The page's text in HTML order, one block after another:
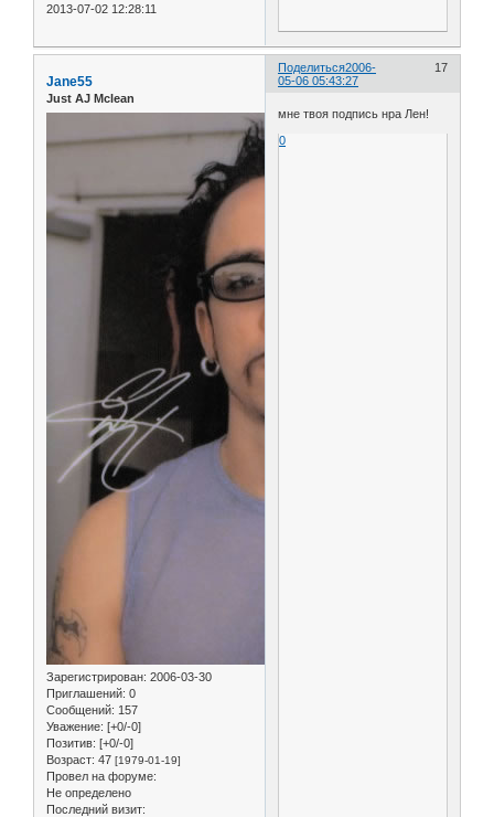
2013-07-02 12:28:11
Поделиться 17
2006-
05-06 05:43:27
Jane55
Just AJ Mclean
Зарегистрирован: 2006-03-30
Приглашений: 0
Сообщений: 157
Уважение: [+0/-0]
Позитив: [+0/-0]
Возраст: 47 [1979-01-19]
Провел на форуме:
Не определено
Последний визит:
мне твоя подпись нра Лен!
0